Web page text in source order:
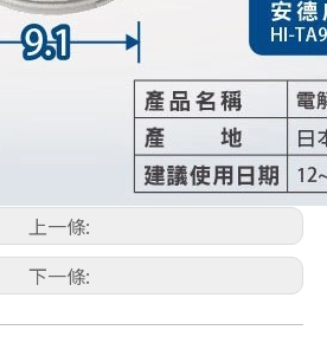
上一條:
下一條: